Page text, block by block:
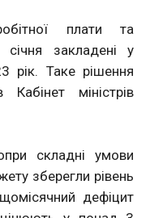
плати та
закладені у
рік. Таке рішення
міністрів
складні умови
зберегли рівень
дефіцит